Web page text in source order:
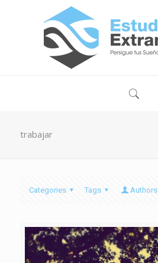
trabajar
Categories Tags Authors